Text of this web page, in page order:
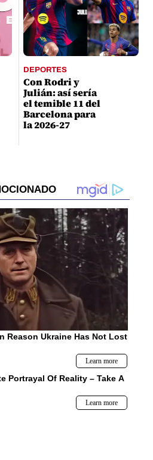
DEPORTES
Con Rodri y
Julián: así sería
el temible 11 del
Barcelona para
la 2026-27